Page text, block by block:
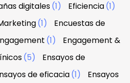
digitales(1) Eficiencia(1)
(1)
Encuestas de
(1)
Engagement &
(5)
Ensayos de
de eficacia(1)
Ensayos